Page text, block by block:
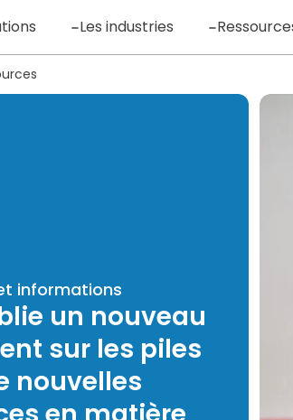
Les industries
informations
un nouveau
sur les piles
nouvelles